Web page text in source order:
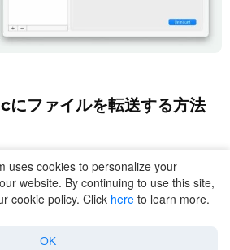
ファイルを転送する方法
uses cookies to personalize your
website. By continuing to use this site,
cookie policy. Click here to learn more.
OK